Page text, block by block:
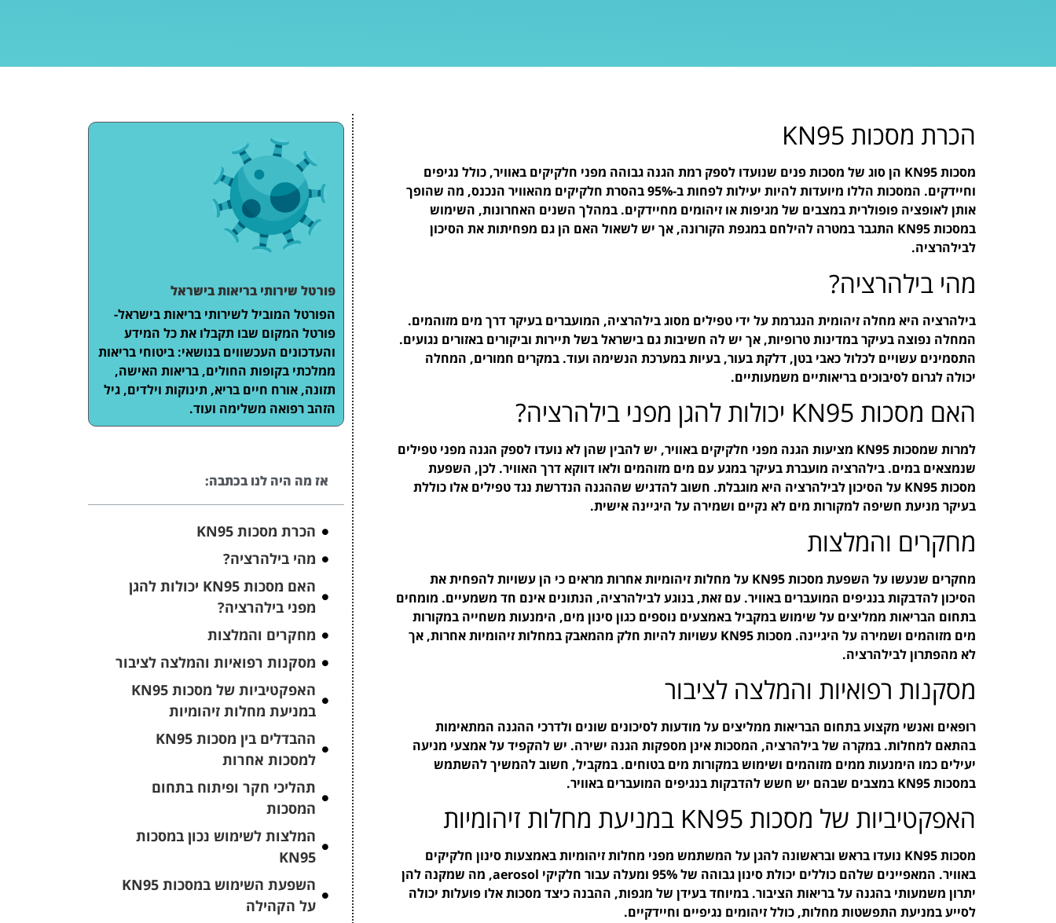
הכרת מסכות KN95
מסכות KN95 הן סוג של מסכות פנים שנועדו לספק רמת הגנה גבוהה מפני חלקיקים באוויר, כולל נגיפים
וחיידקים. המסכות הללו מיועדות להיות יעילות לפחות ב-95% בהסרת חלקיקים מהאוויר הנכנס, מה שהופך
אותן לאופציה פופולרית במצבים של מגיפות או זיהומים מחיידקים. במהלך השנים האחרונות, השימוש
במסכות KN95 התגבר במטרה להילחם במגפת הקורונה, אך יש לשאול האם הן גם מפחיתות את הסיכון
לבילהרציה.
מהי בילהרציה?
בילהרציה היא מחלה זיהומית הנגרמת על ידי טפילים מסוג בילהרציה, המועברים בעיקר דרך מים מזוהמים.
המחלה נפוצה בעיקר במדינות טרופיות, אך יש לה חשיבות גם בישראל בשל תיירות וביקורים באזורים נגועים.
התסמינים עשויים לכלול כאבי בטן, דלקת בעור, בעיות במערכת הנשימה ועוד. במקרים חמורים, המחלה
יכולה לגרום לסיבוכים בריאותיים משמעותיים.
האם מסכות KN95 יכולות להגן מפני בילהרציה?
למרות שמסכות KN95 מציעות הגנה מפני חלקיקים באוויר, יש להבין שהן לא נועדו לספק הגנה מפני טפילים
שנמצאים במים. בילהרציה מועברת בעיקר במגע עם מים מזוהמים ולאו דווקא דרך האוויר. לכן, השפעת
מסכות KN95 על הסיכון לבילהרציה היא מוגבלת. חשוב להדגיש שההגנה הנדרשת נגד טפילים אלו כוללת
בעיקר מניעת חשיפה למקורות מים לא נקיים ושמירה על היגיינה אישית.
מחקרים והמלצות
מחקרים שנעשו על השפעת מסכות KN95 על מחלות זיהומיות אחרות מראים כי הן עשויות להפחית את
הסיכון להדבקות בנגיפים המועברים באוויר. עם זאת, בנוגע לבילהרציה, הנתונים אינם חד משמעיים. מומחים
בתחום הבריאות ממליצים על שימוש במקביל באמצעים נוספים כגון סינון מים, הימנעות משחייה במקורות
מים מזוהמים ושמירה על היגיינה. מסכות KN95 עשויות להיות חלק מהמאבק במחלות זיהומיות אחרות, אך
לא מהפתרון לבילהרציה.
מסקנות רפואיות והמלצה לציבור
רופאים ואנשי מקצוע בתחום הבריאות ממליצים על מודעות לסיכונים שונים ולדרכי ההגנה המתאימות
בהתאם למחלות. במקרה של בילהרציה, המסכות אינן מספקות הגנה ישירה. יש להקפיד על אמצעי מניעה
יעילים כמו הימנעות ממים מזוהמים ושימוש במקורות מים בטוחים. במקביל, חשוב להמשיך להשתמש
במסכות KN95 במצבים שבהם יש חשש להדבקות בנגיפים המועברים באוויר.
האפקטיביות של מסכות KN95 במניעת מחלות זיהומיות
מסכות KN95 נועדו בראש ובראשונה להגן על המשתמש מפני מחלות זיהומיות באמצעות סינון חלקיקים
באוויר. המאפיינים שלהם כוללים יכולת סינון גבוהה של 95% ומעלה עבור חלקיקי aerosol, מה שמקנה להן
יתרון משמעותי בהגנה על בריאות הציבור. במיוחד בעידן של מגפות, ההבנה כיצד מסכות אלו פועלות יכולה
לסייע במניעת התפשטות מחלות, כולל זיהומים נגיפיים וחיידקיים.
פורטל שירותי בריאות בישראל
הפורטל המוביל לשירותי בריאות בישראל-
פורטל המקום שבו תקבלו את כל המידע
והעדכונים העכשווים בנושאי: ביטוחי בריאות
ממלכתי בקופות החולים, בריאות האישה,
תזונה, אורח חיים בריא, תינוקות וילדים, גיל
הזהב רפואה משלימה ועוד.
אז מה היה לנו בכתבה:
הכרת מסכות KN95
מהי בילהרציה?
האם מסכות KN95 יכולות להגן
מפני בילהרציה?
מחקרים והמלצות
מסקנות רפואיות והמלצה לציבור
האפקטיביות של מסכות KN95
במניעת מחלות זיהומיות
ההבדלים בין מסכות KN95
למסכות אחרות
תהליכי חקר ופיתוח בתחום
המסכות
המלצות לשימוש נכון במסכות
KN95
השפעת השימוש במסכות KN95
על הקהילה